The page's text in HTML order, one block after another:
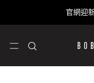
官網迎